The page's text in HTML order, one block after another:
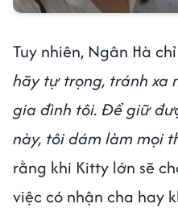
Tuy nhiên, Ngân Hà
hãy tự trọng, tránh xa
gia đình tôi. Để giữ
này, tôi dám làm mọi
rằng khi Kitty lớn sẽ
việc có nhận cha hay